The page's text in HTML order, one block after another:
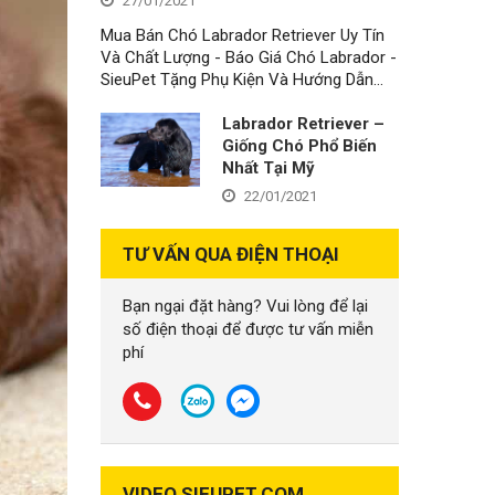
Mua Bán Chó Labrador Retriever Uy Tín
Và Chất Lượng - Báo Giá Chó Labrador -
SieuPet Tặng Phụ Kiện Và Hướng Dẫn…
Labrador Retriever –
Giống Chó Phổ Biến
Nhất Tại Mỹ
22/01/2021
TƯ VẤN QUA ĐIỆN THOẠI
Bạn ngại đặt hàng? Vui lòng để lại
số điện thoại để được tư vấn miễn
phí